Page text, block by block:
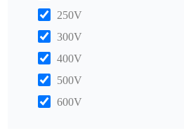
250V
300V
400V
500V
600V